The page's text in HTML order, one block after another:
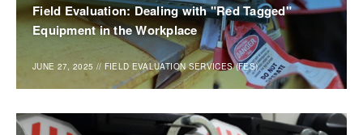
Field Evaluation: Dealing with "Red Tagged"
Equipment in the Workplace
JUNE 27, 2025 // FIELD EVALUATION SERVICES (FES)